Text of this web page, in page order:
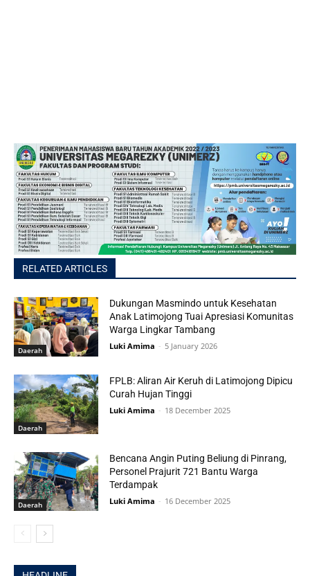
RELATED ARTICLES
Daerah
Dukungan Masmindo untuk Kesehatan
Anak Latimojong Tuai Apresiasi Komunitas
Warga Lingkar Tambang
Luki Amima - 5 January 2026
Daerah
FPLB: Aliran Air Keruh di Latimojong Dipicu
Curah Hujan Tinggi
Luki Amima - 18 December 2025
Daerah
Bencana Angin Puting Beliung di Pinrang,
Personel Prajurit 721 Bantu Warga
Terdampak
Luki Amima - 16 December 2025